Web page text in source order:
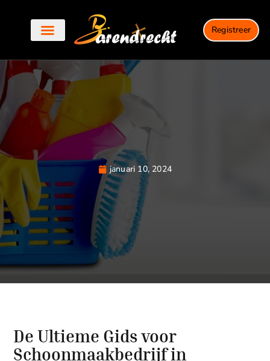
Registreer
januari 10, 2024
De Ultieme Gids voor
Schoonmaakbedrijf in